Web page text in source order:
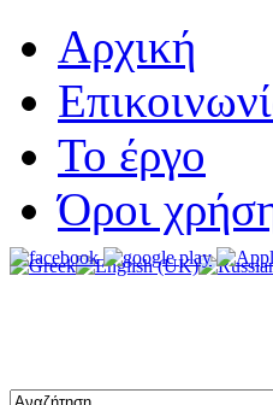
Αρχική
Το έργο
Όροι